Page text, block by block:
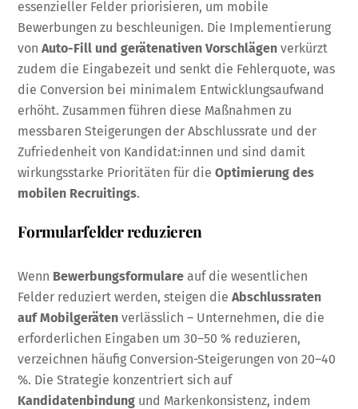
essenzieller Felder priorisieren, um mobile
Bewerbungen zu beschleunigen. Die Implementierung
vonAuto-Fill und gerätenativen Vorschlägen verkürzt
zudem die Eingabezeit und senkt die Fehlerquote, was
die Conversion bei minimalem Entwicklungsaufwand
erhöht. Zusammen führen diese Maßnahmen zu
messbaren Steigerungen der Abschlussrate und der
Zufriedenheit von Kandidat:innen und sind damit
wirkungsstarke Prioritäten für dieOptimierung des
mobilen Recruitings.
Formularfelder reduzieren
Wenn Bewerbungsformulare auf die wesentlichen
Felder reduziert werden, steigen dieAbschlussraten
auf Mobilgeräten verlässlich – Unternehmen, die die
erforderlichen Eingaben um 30–50 % reduzieren,
verzeichnen häufig Conversion-Steigerungen von 20–40
%. Die Strategie konzentriert sich auf
Kandidatenbindung und Markenkonsistenz, indem